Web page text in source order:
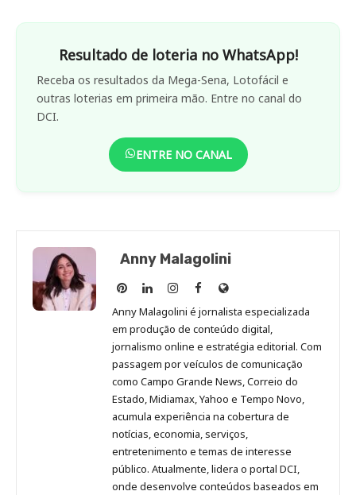
Resultado de loteria no WhatsApp!
Receba os resultados da Mega-Sena, Lotofácil e
outras loterias em primeira mão. Entre no canal do
DCI.
ENTRE NO CANAL
Anny Malagolini
Anny
Malagolini
no
Pinterest
Anny
Malagolini
no
LinkedIn
Anny
Malagolini
no
Instagram
Anny
Malagolini
no
Facebook
Site
de
Anny
Malagolini
Anny Malagolini é jornalista especializada
em produção de conteúdo digital,
jornalismo online e estratégia editorial. Com
passagem por veículos de comunicação
como Campo Grande News, Correio do
Estado, Midiamax, Yahoo e Tempo Novo,
acumula experiência na cobertura de
notícias, economia, serviços,
entretenimento e temas de interesse
público. Atualmente, lidera o portal DCI,
onde desenvolve conteúdos baseados em